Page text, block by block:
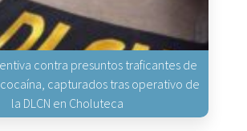
contra presuntos traficantes de
capturados tras operativo de
la DLCN en Choluteca